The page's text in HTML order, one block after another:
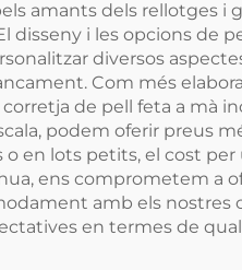
amants dels rellotges
disseny i les opcions de
diversos
Com més
de pell feta a mà
podem oferir preus
en lots petits, el cost
ens comprometem a
amb els
en termes de